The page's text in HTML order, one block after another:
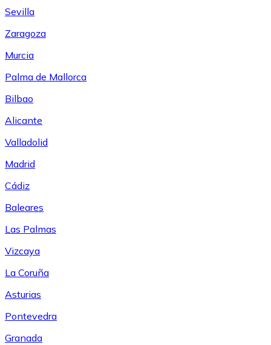
Sevilla
Zaragoza
Murcia
Palma de Mallorca
Bilbao
Alicante
Valladolid
Madrid
Cádiz
Baleares
Las Palmas
Vizcaya
La Coruña
Asturias
Pontevedra
Granada